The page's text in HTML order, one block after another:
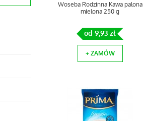
Woseba Rodzinna Kawa palona
mielona 250 g
od 9,93 zł
+ ZAMÓW